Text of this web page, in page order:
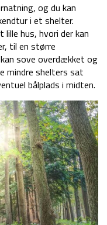
og du kan
i et shelter.
hus, hvori der kan
til en større
sove overdækket og
mindre shelters sat
bålplads i midten.